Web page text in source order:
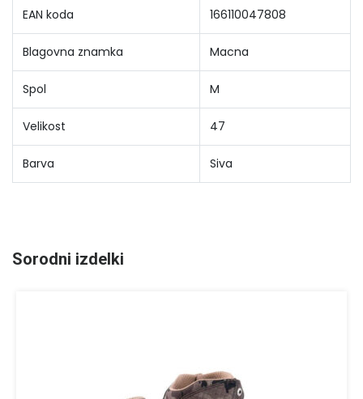
EAN koda 166110047808
Blagovna znamka Macna
Spol M
Velikost 47
Barva Siva
Sorodni izdelki